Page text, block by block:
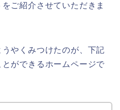
ご紹介させていただきま
やくみつけたのが、下記
ができるホームページで